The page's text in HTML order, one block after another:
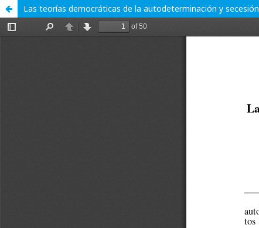
Las teorías democráticas de la autodeterminación y secesión